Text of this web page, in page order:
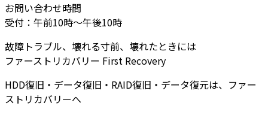
お問い合わせ時間
受付：午前10時～午後10時
故障トラブル、壊れる寸前、壊れたときには
ファーストリカバリー First Recovery
HDD復旧・データ復旧・RAID復旧・データ復元は、ファー
ストリカバリーへ